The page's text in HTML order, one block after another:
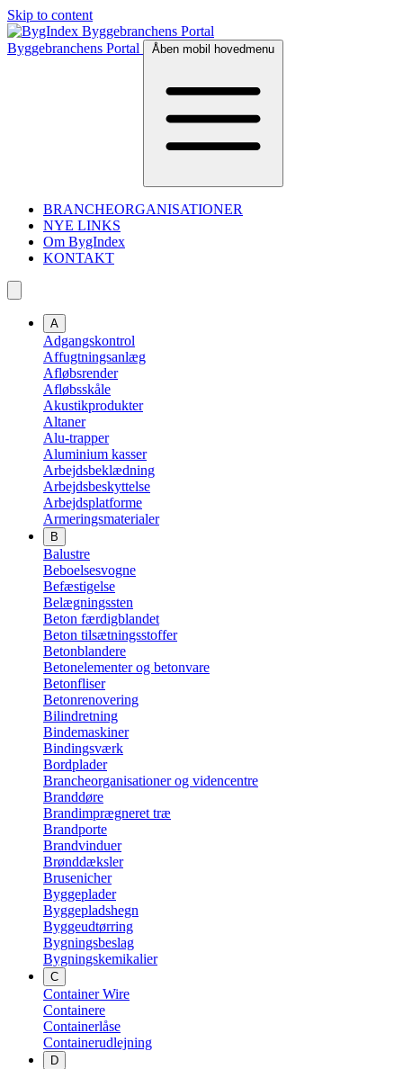
Skip to content
Byggebranchens Portal Åben mobil hovedmenu
BRANCHEORGANISATIONER
NYE LINKS
Om BygIndex
KONTAKT
A
Adgangskontrol
Affugtningsanlæg
Afløbsrender
Afløbsskåle
Akustikprodukter
Altaner
Alu-trapper
Aluminium kasser
Arbejdsbeklædning
Arbejdsbeskyttelse
Arbejdsplatforme
Armeringsmaterialer
B
Balustre
Beboelsesvogne
Befæstigelse
Belægningssten
Beton færdigblandet
Beton tilsætningsstoffer
Betonblandere
Betonelementer og betonvare
Betonfliser
Betonrenovering
Bilindretning
Bindemaskiner
Bindingsværk
Bordplader
Brancheorganisationer og videncentre
Branddøre
Brandimprægneret træ
Brandporte
Brandvinduer
Brønddæksler
Brusenicher
Byggeplader
Byggepladshegn
Byggeudtørring
Bygningsbeslag
Bygningskemikalier
C
Container Wire
Containere
Containerlåse
Containerudlejning
D